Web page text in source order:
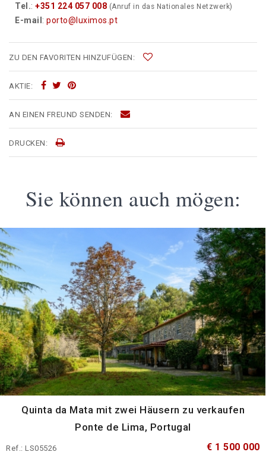
Tel.: +351 224 057 008 (Anruf in das Nationales Netzwerk)
E-mail : porto@luximos.pt
ZU DEN FAVORITEN HINZUFÜGEN:
AKTIE:
AN EINEN FREUND SENDEN:
DRUCKEN:
Sie können auch mögen:
Quinta da Mata mit zwei Häusern zu verkaufen
Ponte de Lima, Portugal
Ref.: LS05526 € 1 500 000